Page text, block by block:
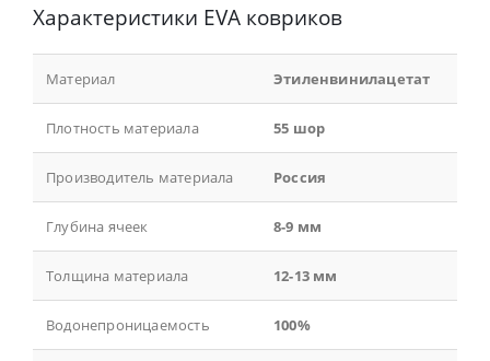
Характеристики EVA ковриков
Материал Этиленвинилацетат
Плотность материала 55 шор
Производитель материала Россия
Глубина ячеек 8-9 мм
Толщина материала 12-13 мм
Водонепроницаемость 100%